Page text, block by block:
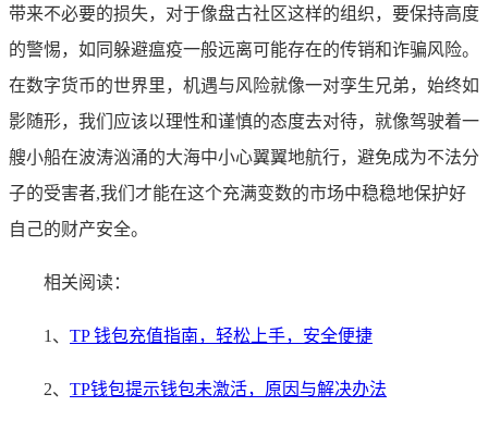
带来不必要的损失，对于像盘古社区这样的组织，要保持高度
的警惕，如同躲避瘟疫一般远离可能存在的传销和诈骗风险。
在数字货币的世界里，机遇与风险就像一对孪生兄弟，始终如
影随形，我们应该以理性和谨慎的态度去对待，就像驾驶着一
艘小船在波涛汹涌的大海中小心翼翼地航行，避免成为不法分
子的受害者,我们才能在这个充满变数的市场中稳稳地保护好
自己的财产安全。
相关阅读：
1、 TP 钱包充值指南，轻松上手，安全便捷
2、 TP钱包提示钱包未激活，原因与解决办法